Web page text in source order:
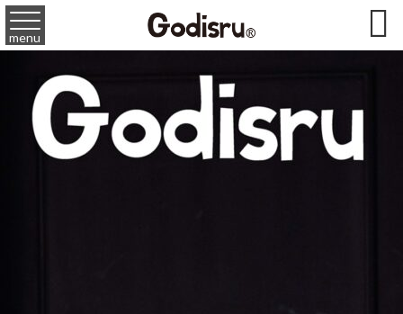
menu 